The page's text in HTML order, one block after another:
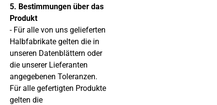
5. Bestimmungen über das
Produkt
- Für alle von uns gelieferten
Halbfabrikate gelten die in
unseren Datenblättern oder
die unserer Lieferanten
angegebenen Toleranzen.
Für alle gefertigten Produkte
gelten die